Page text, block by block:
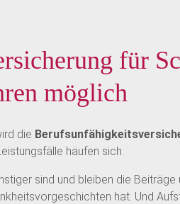
für
möglich
die
häufen sich.
sind und bleiben die
hat. Und